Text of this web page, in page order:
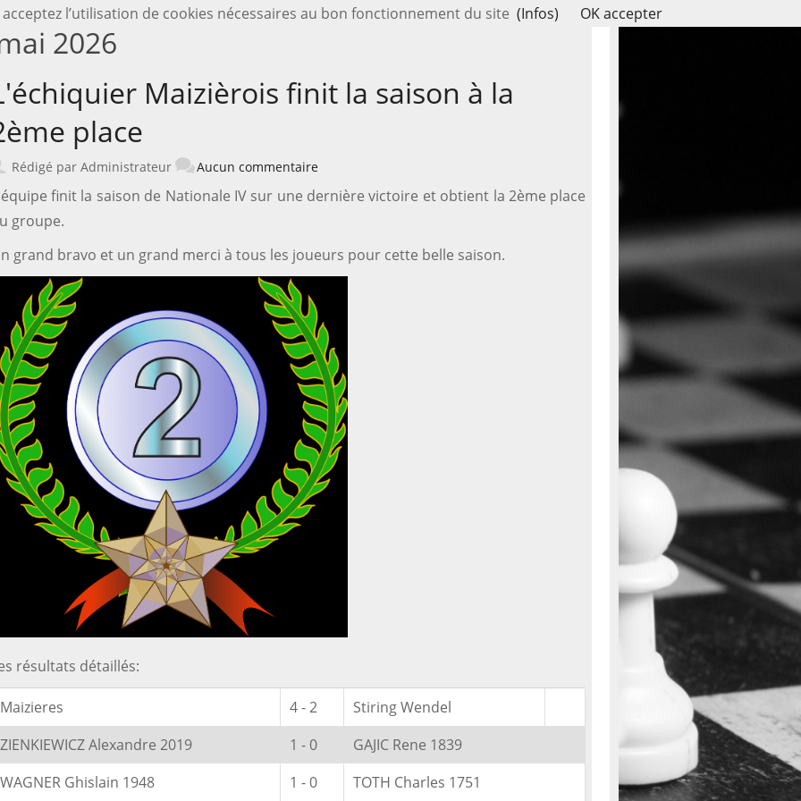
2026
Maizièrois finit la saison à la
place
Rédigé par Administrateur Aucun commentaire
finit la saison de Nationale IV sur une dernière victoire et obtient la 2ème place
groupe.
grand bravo et un grand merci à tous les joueurs pour cette belle saison.
résultats détaillés:
Maizieres 4 - 2
Stiring Wendel
ZIENKIEWICZ Alexandre 2019
1 - 0
GAJIC Rene 1839
WAGNER Ghislain 1948
1 - 0 TOTH Charles 1751
l’utilisation de cookies nécessaires au bon fonctionnement du site (Infos) OK accepter